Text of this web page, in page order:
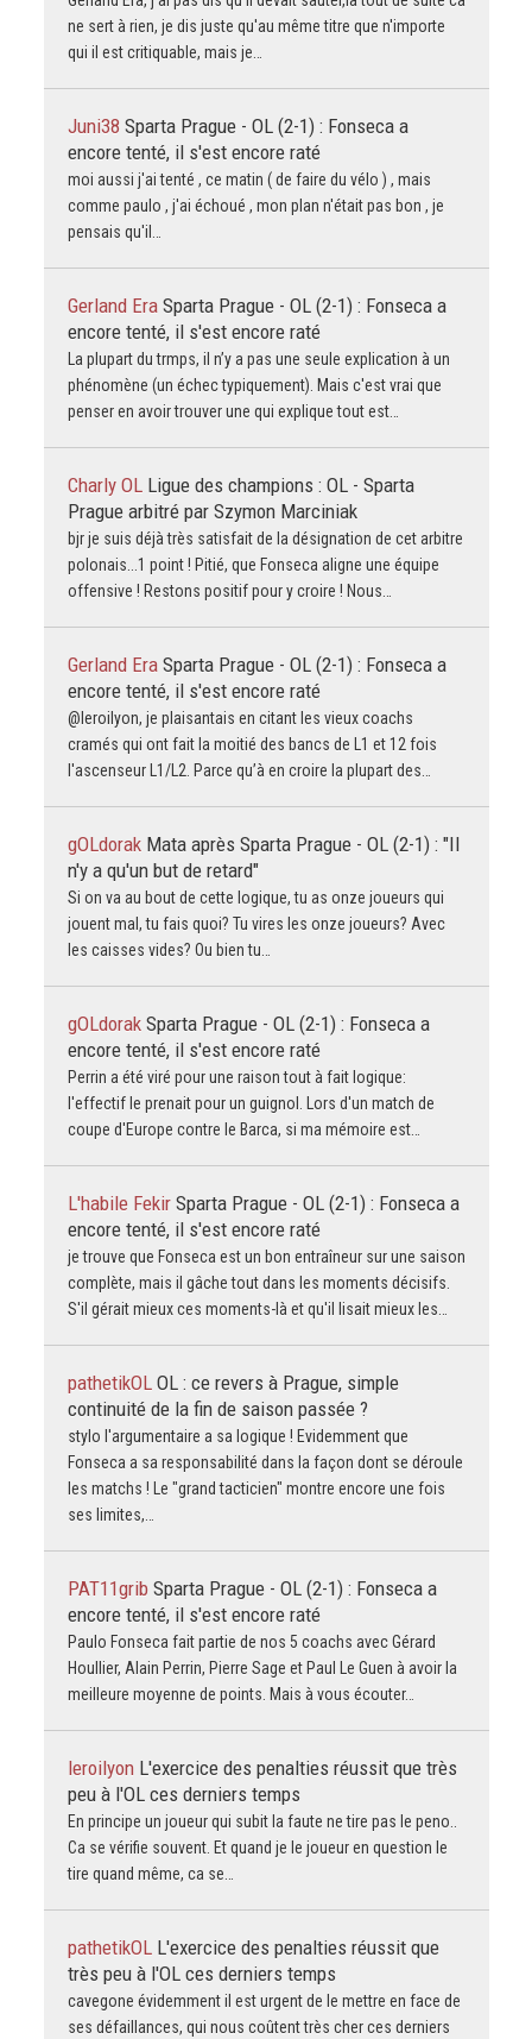
ne sert à rien, je dis juste qu'au même titre que n'importe
qui il est critiquable, mais je…
Juni38 Sparta Prague - OL (2-1) : Fonseca a
encore tenté, il s'est encore raté
moi aussi j'ai tenté , ce matin ( de faire du vélo ) , mais
comme paulo , j'ai échoué , mon plan n'était pas bon , je
pensais qu'il…
Gerland Era Sparta Prague - OL (2-1) : Fonseca a
encore tenté, il s'est encore raté
La plupart du trmps, il n’y a pas une seule explication à un
phénomène (un échec typiquement). Mais c'est vrai que
penser en avoir trouver une qui explique tout est…
Charly OL Ligue des champions : OL - Sparta
Prague arbitré par Szymon Marciniak
bjr je suis déjà très satisfait de la désignation de cet arbitre
polonais...1 point ! Pitié, que Fonseca aligne une équipe
offensive ! Restons positif pour y croire ! Nous…
Gerland Era Sparta Prague - OL (2-1) : Fonseca a
encore tenté, il s'est encore raté
@leroilyon, je plaisantais en citant les vieux coachs
cramés qui ont fait la moitié des bancs de L1 et 12 fois
l'ascenseur L1/L2. Parce qu’à en croire la plupart des…
gOLdorak Mata après Sparta Prague - OL (2-1) : "Il
n'y a qu'un but de retard"
Si on va au bout de cette logique, tu as onze joueurs qui
jouent mal, tu fais quoi? Tu vires les onze joueurs? Avec
les caisses vides? Ou bien tu…
gOLdorak Sparta Prague - OL (2-1) : Fonseca a
encore tenté, il s'est encore raté
Perrin a été viré pour une raison tout à fait logique:
l'effectif le prenait pour un guignol. Lors d'un match de
coupe d'Europe contre le Barca, si ma mémoire est…
L'habile Fekir Sparta Prague - OL (2-1) : Fonseca a
encore tenté, il s'est encore raté
je trouve que Fonseca est un bon entraîneur sur une saison
complète, mais il gâche tout dans les moments décisifs.
S'il gérait mieux ces moments-là et qu'il lisait mieux les…
pathetikOL OL : ce revers à Prague, simple
continuité de la fin de saison passée ?
stylo l'argumentaire a sa logique ! Evidemment que
Fonseca a sa responsabilité dans la façon dont se déroule
les matchs ! Le "grand tacticien" montre encore une fois
ses limites,…
PAT11grib Sparta Prague - OL (2-1) : Fonseca a
encore tenté, il s'est encore raté
Paulo Fonseca fait partie de nos 5 coachs avec Gérard
Houllier, Alain Perrin, Pierre Sage et Paul Le Guen à avoir la
meilleure moyenne de points. Mais à vous écouter…
leroilyon L'exercice des penalties réussit que très
peu à l'OL ces derniers temps
En principe un joueur qui subit la faute ne tire pas le peno..
Ca se vérifie souvent. Et quand je le joueur en question le
tire quand même, ca se…
pathetikOL L'exercice des penalties réussit que
très peu à l'OL ces derniers temps
cavegone évidemment il est urgent de le mettre en face de
ses défaillances, qui nous coûtent très cher ces derniers